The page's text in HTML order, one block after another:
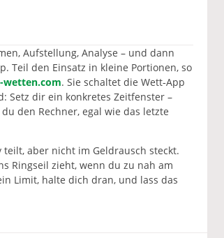
Aufstellung, Analyse – und dann
Teil den Einsatz in kleine Portionen, so
wetten.com. Sie schaltet die Wett‑App
Setz dir ein konkretes Zeitfenster –
den Rechner, egal wie das letzte
aber nicht im Geldrausch steckt.
Ringseil zieht, wenn du zu nah am
Limit, halte dich dran, und lass das